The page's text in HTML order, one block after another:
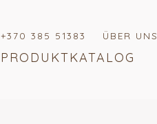
+370 385 51383 ÜBER UNS
PRODUKTKATALOG